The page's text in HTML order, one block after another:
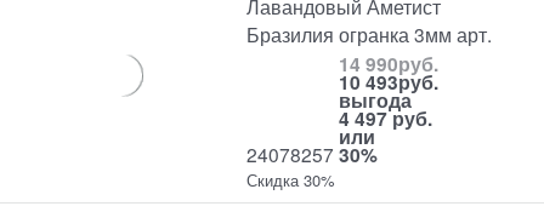
Лавандовый Аметист
Бразилия огранка 3мм арт.
24078257
14 990руб.
10 493руб.
выгода
4 497 руб.
или
30%
Скидка 30%